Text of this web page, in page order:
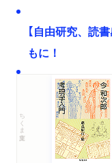
【自由研究、読
もに！
ちくま文庫